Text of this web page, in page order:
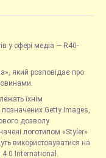
у сфері медіа — R40-
який розповідає про
їхнім
Getty Images,
дозволу
логотипом «Styler»
використовуватися на
4.0 International.